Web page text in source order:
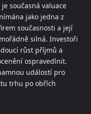
současná valuace
jako jedna z
současnosti a její
silná. Investoři
růst příjmů a
ospravedlnit.
událostí pro
trhu po obřích